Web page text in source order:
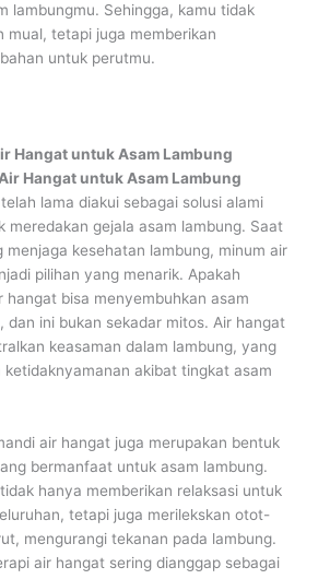
lambungmu. Sehingga, kamu tidak
mual, tetapi juga memberikan
untuk perutmu.
Hangat untuk Asam Lambung
lama diakui sebagai solusi alami
meredakan gejala asam lambung. Saat
menjaga kesehatan lambung, minum air
pilihan yang menarik. Apakah
hangat bisa menyembuhkan asam
dan ini bukan sekadar mitos. Air hangat
keasaman dalam lambung, yang
akibat tingkat asam
air hangat juga merupakan bentuk
bermanfaat untuk asam lambung.
hanya memberikan relaksasi untuk
tetapi juga merilekskan otot-
mengurangi tekanan pada lambung.
air hangat sering dianggap sebagai